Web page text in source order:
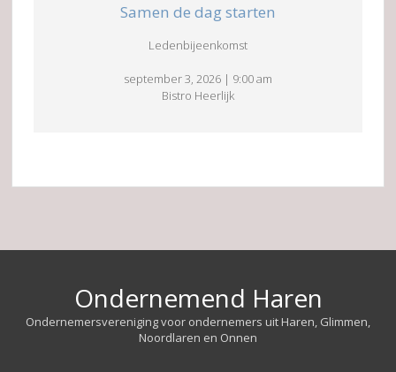
Samen de dag starten
Ledenbijeenkomst
september 3, 2026 | 9:00 am
Bistro Heerlijk
Ondernemend Haren
Ondernemersvereniging voor ondernemers uit Haren, Glimmen,
Noordlaren en Onnen